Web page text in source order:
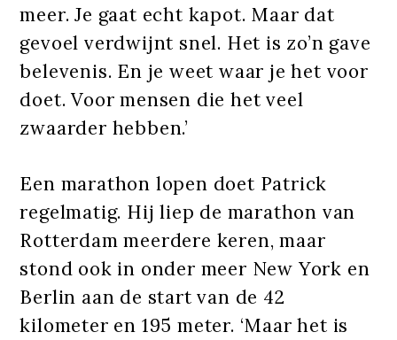
meer. Je gaat echt kapot. Maar dat
gevoel verdwijnt snel. Het is zo’n gave
belevenis. En je weet waar je het voor
doet. Voor mensen die het veel
zwaarder hebben.’
Een marathon lopen doet Patrick
regelmatig. Hij liep de marathon van
Rotterdam meerdere keren, maar
stond ook in onder meer New York en
Berlin aan de start van de 42
kilometer en 195 meter. ‘Maar het is